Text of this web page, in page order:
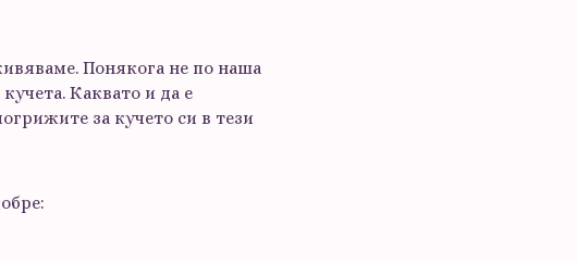
Понякога не по наша
Каквато и да е
за кучето си в тези